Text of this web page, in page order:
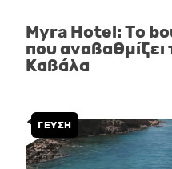
Myra Hotel: Το
που αναβαθμίζει
Καβάλα
ΓΕΥΣΗ